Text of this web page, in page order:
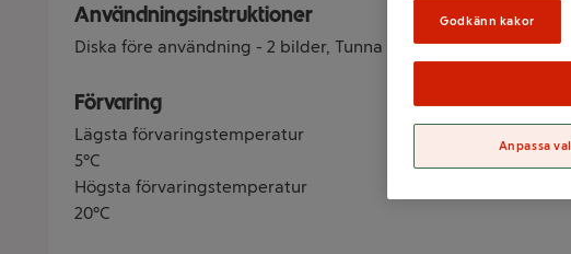
Användningsinstruktioner
Diska före användning - 2 bilder, Tunna skivor, Tjocka skivor
Förvaring
Lägsta förvaringstemperatur
5°C
Högsta förvaringstemperatur
20°C
Godkänn kakor
Anpassa val